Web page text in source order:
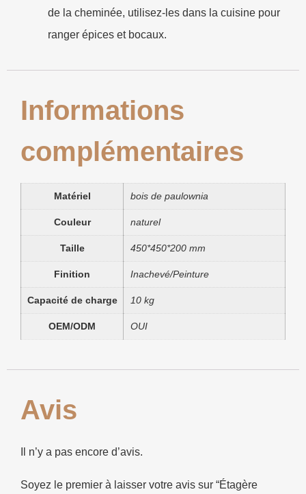
de la cheminée, utilisez-les dans la cuisine pour
ranger épices et bocaux.
Informations
complémentaires
Matériel bois de paulownia
Couleur naturel
Taille 450*450*200 mm
Finition Inachevé/Peinture
Capacité de charge 10 kg
OEM/ODM OUI
Avis
Il n’y a pas encore d’avis.
Soyez le premier à laisser votre avis sur “Étagère